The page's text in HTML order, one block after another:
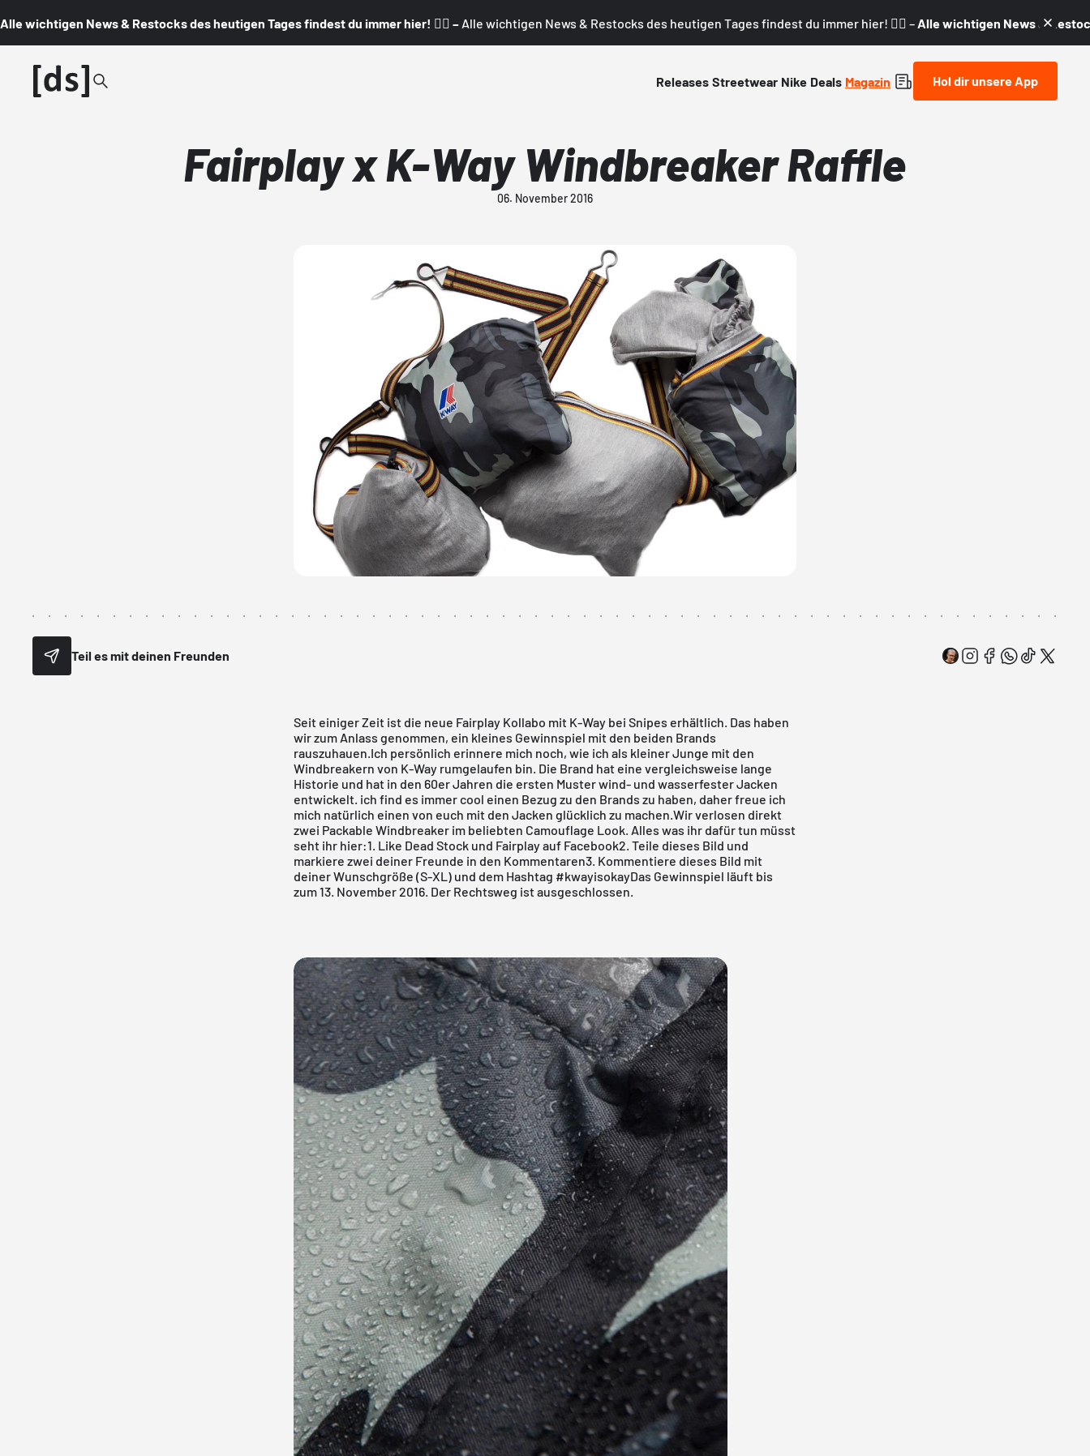
Alle wichtigen News & Restocks des heutigen Tages findest du immer hier! 👇🏼 – Alle wichtigen News & Restocks des heutigen Tages findest du immer hier! 👇🏼 – Alle wichtigen News &
Releases Streetwear Nike Deals Magazin Hol dir unsere App
Fairplay x K-Way Windbreaker Raffle
06. November 2016
Teil es mit deinen Freunden
Seit einiger Zeit ist die neue Fairplay Kollabo mit K-Way bei Snipes erhältlich. Das haben
wir zum Anlass genommen, ein kleines Gewinnspiel mit den beiden Brands
rauszuhauen.Ich persönlich erinnere mich noch, wie ich als kleiner Junge mit den
Windbreakern von K-Way rumgelaufen bin. Die Brand hat eine vergleichsweise lange
Historie und hat in den 60er Jahren die ersten Muster wind- und wasserfester Jacken
entwickelt. ich find es immer cool einen Bezug zu den Brands zu haben, daher freue ich
mich natürlich einen von euch mit den Jacken glücklich zu machen.Wir verlosen direkt
zwei Packable Windbreaker im beliebten Camouflage Look. Alles was ihr dafür tun müsst
seht ihr hier:1. Like Dead Stock und Fairplay auf Facebook2. Teile dieses Bild und
markiere zwei deiner Freunde in den Kommentaren3. Kommentiere dieses Bild mit
deiner Wunschgröße (S-XL) und dem Hashtag #kwayisokayDas Gewinnspiel läuft bis
zum 13. November 2016. Der Rechtsweg ist ausgeschlossen.